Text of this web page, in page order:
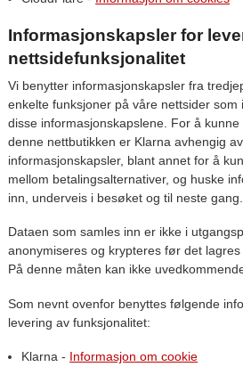
Informasjonskapsler for
nettsidefunksjonalitet
Vi benytter informasjonskapsler fra
enkelte funksjoner på våre nettsider som
disse informasjonskapslene. For å
denne nettbutikken er Klarna avhengig
informasjonskapsler, blant annet for å
mellom betalingsalternativer, og huske
inn, underveis i besøket og til neste gang.
Dataen som samles inn er ikke i
anonymiseres og krypteres før det lagres
På denne måten kan ikke
Som nevnt ovenfor benyttes følgende
levering av funksjonalitet:
Klarna - Informasjon om cookie